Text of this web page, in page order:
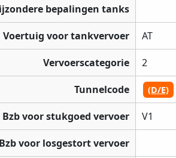
bepalingen tanks
Voertuig voor tankvervoer AT
Vervoerscategorie 2
Tunnelcode (D/E)
Bzb voor stukgoed vervoer V1
voor losgestort vervoer